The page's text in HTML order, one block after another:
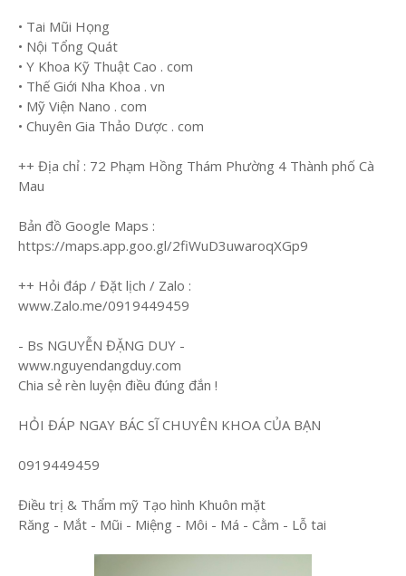
• Tai Mũi Họng
• Nội Tổng Quát
• Y Khoa Kỹ Thuật Cao . com
• Thế Giới Nha Khoa . vn
• Mỹ Viện Nano . com
• Chuyên Gia Thảo Dược . com
++ Địa chỉ : 72 Phạm Hồng Thám Phường 4 Thành phố Cà
Mau
Bản đồ Google Maps :
https://maps.app.goo.gl/2fiWuD3uwaroqXGp9
++ Hỏi đáp / Đặt lịch / Zalo :
www.Zalo.me/0919449459
- Bs NGUYỄN ĐẶNG DUY -
www.nguyendangduy.com
Chia sẻ rèn luyện điều đúng đắn !
HỎI ĐÁP NGAY BÁC SĨ CHUYÊN KHOA CỦA BẠN
0919449459
Điều trị & Thẩm mỹ Tạo hình Khuôn mặt
Răng - Mắt - Mũi - Miệng - Môi - Má - Cằm - Lỗ tai